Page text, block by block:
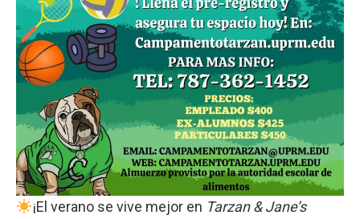
¡El verano se vive mejor en Tarzan & Jane’s